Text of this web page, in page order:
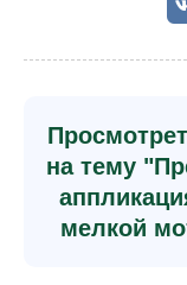
на тему
мелкой